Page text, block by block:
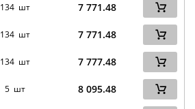
134 шт 7 771.48
134 шт 7 771.48
134 шт 7 777.48
5 шт 8 095.48